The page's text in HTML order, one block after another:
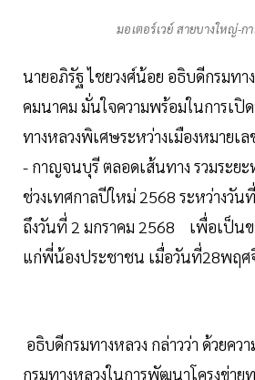
มอเตอร์เวย์ สายบางใหญ่-ก
นายอภิรัฐ ไชยวงศ์น้อย อธิบดีกรมทา
คมนาคม มั่นใจความพร้อมในการเปิ
ทางหลวงพิเศษระหว่างเมืองหมายเ
- กาญจนบุรี ตลอดเส้นทาง รวมระยะ
ช่วงเทศกาลปีใหม่ 2568 ระหว่างวัน
ถึงวันที่ 2 มกราคม 2568 เพื่อเป็น
แก่พี่น้องประชาชน เมื่อวันที่28พฤศ
อธิบดีกรมทางหลวง กล่าวว่า ด้วยคว
กรมทางหลวงในการพัฒนาโครงข่าย